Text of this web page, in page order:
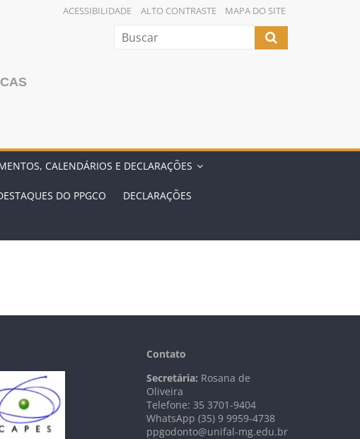
ACESSIBILIDADE ALTO CONTRASTE MAPA DO SITE
CALENDÁRIOS E DECLARAÇÕES
DO PPGCO DECLARAÇÕES
Contato
Secretária: Rosana de
Oliveira
Telefone: 35 3701-9404
WhatsApp (35) 9 9959-4738
ppgodonto@unifal-mg.edu.br